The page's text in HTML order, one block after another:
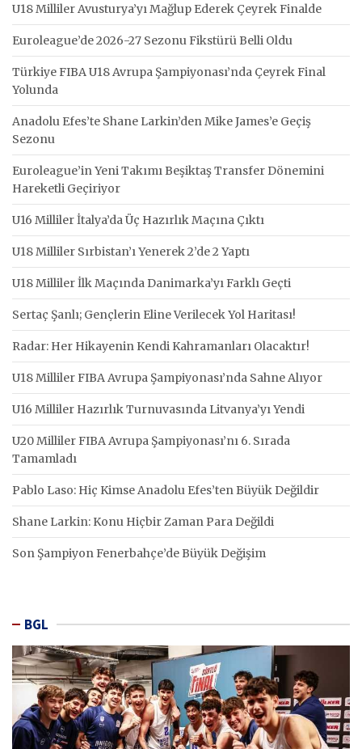
U18 Milliler Avusturya’yı Mağlup Ederek Çeyrek Finalde
Euroleague’de 2026-27 Sezonu Fikstürü Belli Oldu
Türkiye FIBA U18 Avrupa Şampiyonası’nda Çeyrek Final
Yolunda
Anadolu Efes’te Shane Larkin’den Mike James’e Geçiş
Sezonu
Euroleague’in Yeni Takımı Beşiktaş Transfer Dönemini
Hareketli Geçiriyor
U16 Milliler İtalya’da Üç Hazırlık Maçına Çıktı
U18 Milliler Sırbistan’ı Yenerek 2’de 2 Yaptı
U18 Milliler İlk Maçında Danimarka’yı Farklı Geçti
Sertaç Şanlı; Gençlerin Eline Verilecek Yol Haritası!
Radar: Her Hikayenin Kendi Kahramanları Olacaktır!
U18 Milliler FIBA Avrupa Şampiyonası’nda Sahne Alıyor
U16 Milliler Hazırlık Turnuvasında Litvanya’yı Yendi
U20 Milliler FIBA Avrupa Şampiyonası’nı 6. Sırada
Tamamladı
Pablo Laso: Hiç Kimse Anadolu Efes’ten Büyük Değildir
Shane Larkin: Konu Hiçbir Zaman Para Değildi
Son Şampiyon Fenerbahçe’de Büyük Değişim
BGL